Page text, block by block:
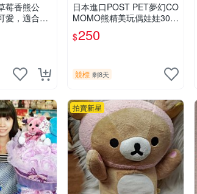
莓香熊公
愛，適合收
具 公仔 草
日本進口POST PET夢幻CO
MOMO熊精美玩偶娃娃30c
m
$250
競標 剩8天
拍賣新星